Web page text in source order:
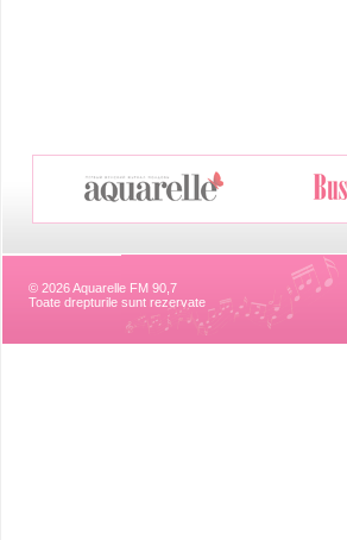
© 2026 Aquarelle FM 90,7
Toate drepturile sunt rezervate